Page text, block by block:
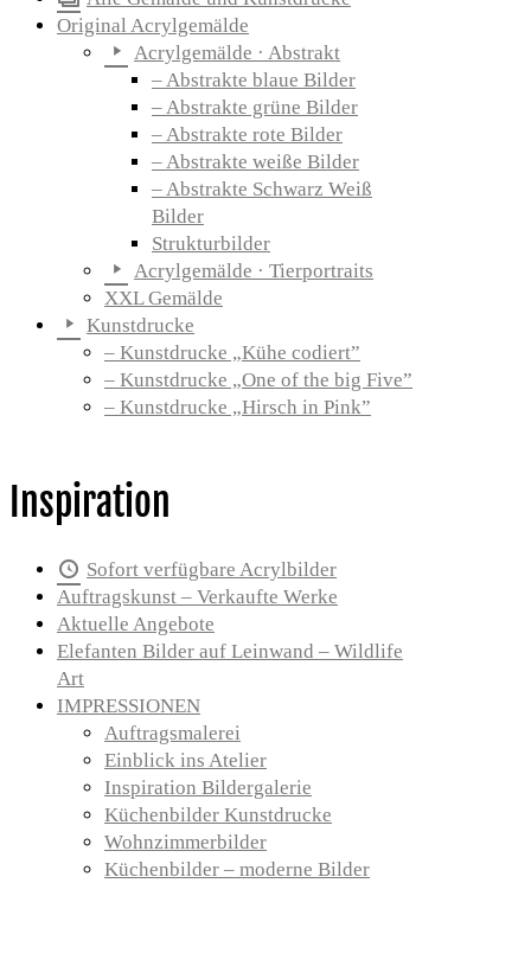
Original Acrylgemälde
Acrylgemälde · Abstrakt
– Abstrakte blaue Bilder
– Abstrakte grüne Bilder
– Abstrakte rote Bilder
– Abstrakte weiße Bilder
– Abstrakte Schwarz Weiß
Bilder
Strukturbilder
Acrylgemälde · Tierportraits
XXL Gemälde
Kunstdrucke
– Kunstdrucke „Kühe codiert”
– Kunstdrucke „One of the big Five”
– Kunstdrucke „Hirsch in Pink”
Inspiration
Sofort verfügbare Acrylbilder
Auftragskunst – Verkaufte Werke
Aktuelle Angebote
Elefanten Bilder auf Leinwand – Wildlife
Art
IMPRESSIONEN
Auftragsmalerei
Einblick ins Atelier
Inspiration Bildergalerie
Küchenbilder Kunstdrucke
Wohnzimmerbilder
Küchenbilder – moderne Bilder